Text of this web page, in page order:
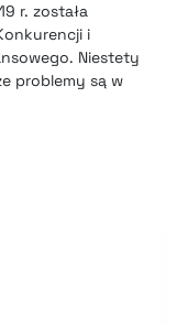
r. została
i
Niestety
problemy są w